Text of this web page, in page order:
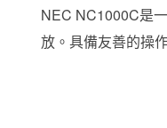
NEC NC1000C是
放。具備友善的操